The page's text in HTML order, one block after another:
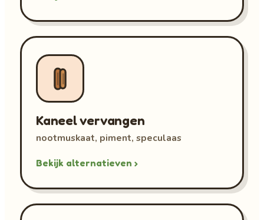
Kaneel vervangen
nootmuskaat, piment, speculaas
Bekijk alternatieven ›